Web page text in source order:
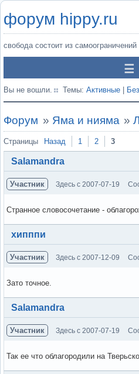
форум hippy.ru
свобода состоит из самоограничений
Вы не вошли. Темы: Активные
Форум » Яма и нияма »
Страницы Назад 1 2 3
Salamandra
Участник Здесь с 2007-07-19
Странное словосочетание -
Вне форума
хипппи
Участник Здесь с 2007-12-09
Зато точное.
Вне форума
Salamandra
Участник Здесь с 2007-07-19
Так ее что облагородили на